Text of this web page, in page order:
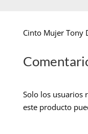
Cinto Mujer Tony
Solo los usuarios
este producto